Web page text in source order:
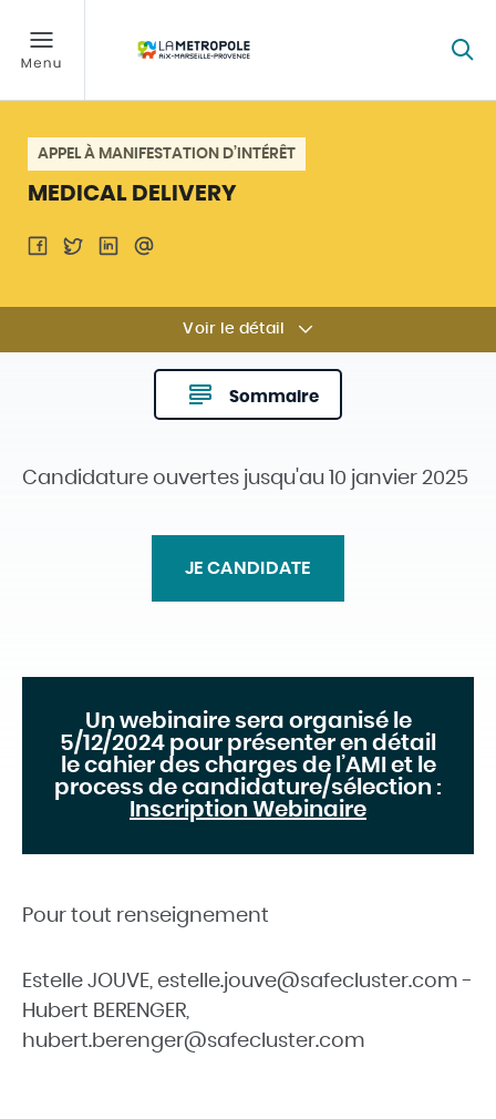
APPEL À MANIFESTATION D’INTÉRÊT
MEDICAL DELIVERY
Voir le détail
Sommaire
Candidature ouvertes jusqu'au 10 janvier 2025
JE CANDIDATE
Un webinaire sera organisé le
5/12/2024 pour présenter en détail
le cahier des charges de l’AMI et le
process de candidature/sélection :
Inscription Webinaire
Pour tout renseignement
Estelle JOUVE, estelle.jouve@safecluster.com -
Hubert BERENGER,
hubert.berenger@safecluster.com